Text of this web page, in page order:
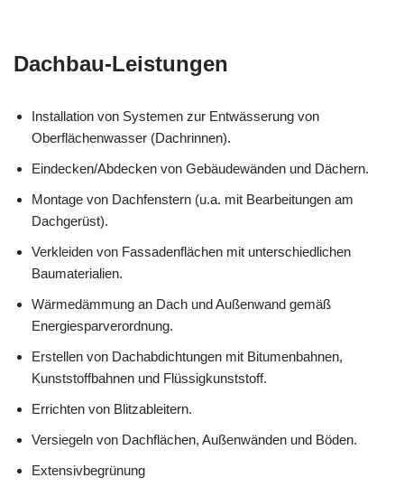
Dachbau-Leistungen
Installation von Systemen zur Entwässerung von
Oberflächenwasser (Dachrinnen).
Eindecken/Abdecken von Gebäudewänden und Dächern.
Montage von Dachfenstern (u.a. mit Bearbeitungen am
Dachgerüst).
Verkleiden von Fassadenflächen mit unterschiedlichen
Baumaterialien.
Wärmedämmung an Dach und Außenwand gemäß
Energiesparverordnung.
Erstellen von Dachabdichtungen mit Bitumenbahnen,
Kunststoffbahnen und Flüssigkunststoff.
Errichten von Blitzableitern.
Versiegeln von Dachflächen, Außenwänden und Böden.
Extensivbegrünung